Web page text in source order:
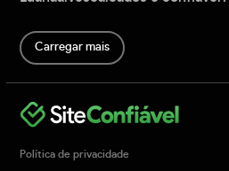
Carregar mais
Política de privacidade